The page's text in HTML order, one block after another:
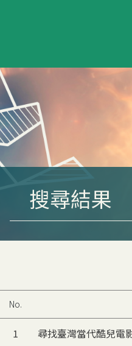
搜尋結果
No.
1 尋找臺灣當代酷兒電